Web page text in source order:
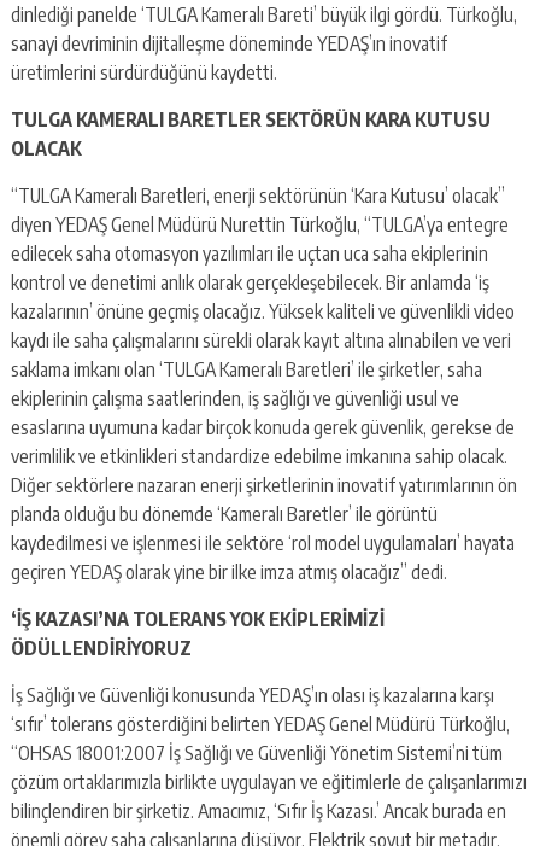
dinlediği panelde ‘TULGA Kameralı Bareti’ büyük ilgi gördü. Türkoğlu,
sanayi devriminin dijitalleşme döneminde YEDAŞ’ın inovatif
üretimlerini sürdürdüğünü kaydetti.
TULGA KAMERALI BARETLER SEKTÖRÜN KARA KUTUSU
OLACAK
“TULGA Kameralı Baretleri, enerji sektörünün ‘Kara Kutusu’ olacak”
diyen YEDAŞ Genel Müdürü Nurettin Türkoğlu, “TULGA’ya entegre
edilecek saha otomasyon yazılımları ile uçtan uca saha ekiplerinin
kontrol ve denetimi anlık olarak gerçekleşebilecek. Bir anlamda ‘iş
kazalarının’ önüne geçmiş olacağız. Yüksek kaliteli ve güvenlikli video
kaydı ile saha çalışmalarını sürekli olarak kayıt altına alınabilen ve veri
saklama imkanı olan ‘TULGA Kameralı Baretleri’ ile şirketler, saha
ekiplerinin çalışma saatlerinden, iş sağlığı ve güvenliği usul ve
esaslarına uyumuna kadar birçok konuda gerek güvenlik, gerekse de
verimlilik ve etkinlikleri standardize edebilme imkanına sahip olacak.
Diğer sektörlere nazaran enerji şirketlerinin inovatif yatırımlarının ön
planda olduğu bu dönemde ‘Kameralı Baretler’ ile görüntü
kaydedilmesi ve işlenmesi ile sektöre ‘rol model uygulamaları’ hayata
geçiren YEDAŞ olarak yine bir ilke imza atmış olacağız” dedi.
‘İŞ KAZASI’NA TOLERANS YOK EKİPLERİMİZİ
ÖDÜLLENDİRİYORUZ
İş Sağlığı ve Güvenliği konusunda YEDAŞ’ın olası iş kazalarına karşı
‘sıfır’ tolerans gösterdiğini belirten YEDAŞ Genel Müdürü Türkoğlu,
“OHSAS 18001:2007 İş Sağlığı ve Güvenliği Yönetim Sistemi’ni tüm
çözüm ortaklarımızla birlikte uygulayan ve eğitimlerle de çalışanlarımızı
bilinçlendiren bir şirketiz. Amacımız, ‘Sıfır İş Kazası.’ Ancak burada en
önemli görev saha çalışanlarına düşüyor. Elektrik soyut bir metadır.